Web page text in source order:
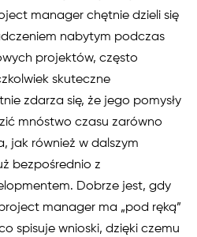
manager chętnie dzieli się
nabytym podczas
projektów, często
skuteczne
zdarza się, że jego pomysły
mnóstwo czasu zarówno
jak również w dalszym
bezpośrednio z
Dobrze jest, gdy
manager ma „pod ręką”
spisuje wnioski, dzięki czemu